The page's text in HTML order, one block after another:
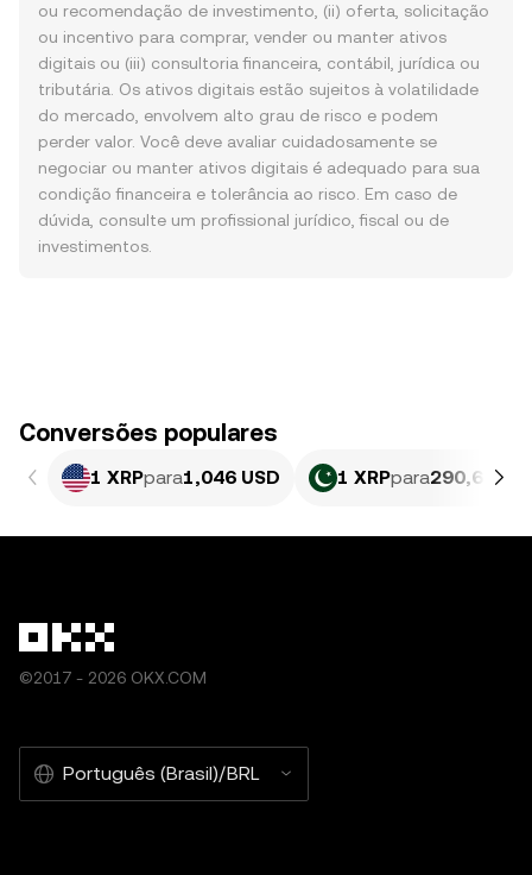
ou recomendação de investimento, (ii) oferta, solicitação
ou incentivo para comprar, vender ou manter ativos
digitais ou (iii) consultoria financeira, contábil, jurídica ou
tributária. Os ativos digitais estão sujeitos à volatilidade
do mercado, envolvem alto grau de risco e podem
perder valor. Você deve avaliar cuidadosamente se
negociar ou manter ativos digitais é adequado para sua
condição financeira e tolerância ao risco. Em caso de
dúvida, consulte um profissional jurídico, fiscal ou de
investimentos.
Conversões populares
1 XRPpara1,046 USD 1 XRPpara290,66
©2017 - 2026 OKX.COM
Português (Brasil)/BRL